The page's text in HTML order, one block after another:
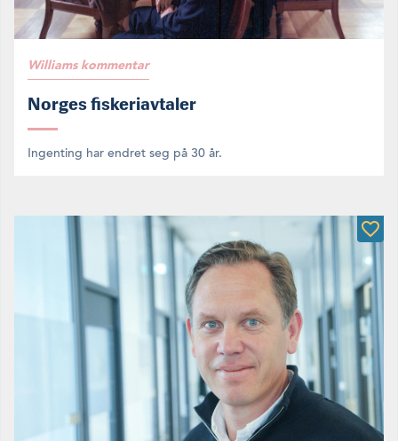
Williams kommentar
Norges fiskeriavtaler
Ingenting har endret seg på 30 år.